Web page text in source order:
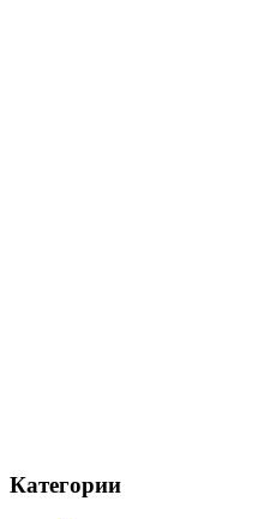
Категории